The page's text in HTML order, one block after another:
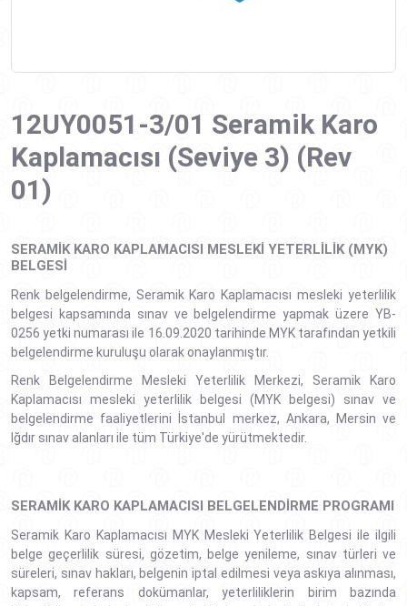
12UY0051-3/01 Seramik Karo
Kaplamacısı (Seviye 3) (Rev
01)
SERAMIK KARO KAPLAMACISI MESLEKI YETERLILIK (MYK)
BELGESI
Renk belgelendirme, Seramik Karo Kaplamacısı mesleki yeterlilik
belgesi kapsamında sınav ve belgelendirme yapmak üzere YB-
0256 yetki numarası ile 16.09.2020 tarihinde MYK tarafından yetkili
belgelendirme kuruluşu olarak onaylanmıştır.
Renk Belgelendirme Mesleki Yeterlilik Merkezi, Seramik Karo
Kaplamacısı mesleki yeterlilik belgesi (MYK belgesi) sınav ve
belgelendirme faaliyetlerini İstanbul merkez, Ankara, Mersin ve
Iğdır sınav alanları ile tüm Türkiye'de yürütmektedir.
SERAMIK KARO KAPLAMACISI BELGELENDIRME PROGRAMI
Seramik Karo Kaplamacısı MYK Mesleki Yeterlilik Belgesi ile ilgili
belge geçerlilik süresi, gözetim, belge yenileme, sınav türleri ve
süreleri, sınav hakları, belgenin iptal edilmesi veya askıya alınması,
kapsam, referans dokümanlar, yeterliliklerin birim bazında